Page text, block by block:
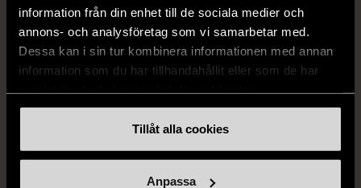
information från din enhet till de sociala medier och
annons- och analysföretag som vi samarbetar med.
Dessa kan i sin tur kombinera informationen med annan
information som du har tillhandahållit eller som de har
Tillåt alla cookies
Anpassa
BY TEESHOPPEN
By TeeShoppen 2-delar
mörkblå kostym
XXL (54) Nytt skick
399 kr
HILDITCH & KEY
Hilditch & Key linneskjorta
med bröstficka
Mycket gott skick
399 kr